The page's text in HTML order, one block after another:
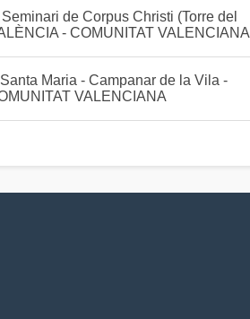
de Corpus Christi (Torre del
- COMUNITAT VALENCIANA
Maria - Campanar de la Vila -
VALENCIANA